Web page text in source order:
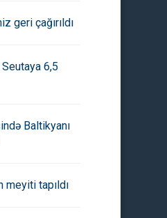
geri çağırıldı
6,5
Baltikyanı
meyiti tapıldı